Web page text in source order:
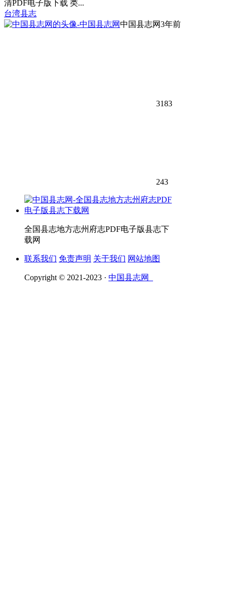
清PDF电子版下载 类...
台湾县志
中国县志网3年前
3183
243
全国县志地方志州府志PDF电子版县志下
载网
联系我们 免责声明 关于我们 网站地图
Copyright © 2021-2023 · 中国县志网